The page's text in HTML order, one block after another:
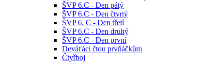
ŠVP 6.C - Den pátý
ŠVP 6.C - Den čtvrtý
ŠVP 6. C - Den třetí
ŠVP 6.C - Den druhý
ŠVP 6.C - Den první
Deváťáci čtou prvňáčkům
Čtyřboj